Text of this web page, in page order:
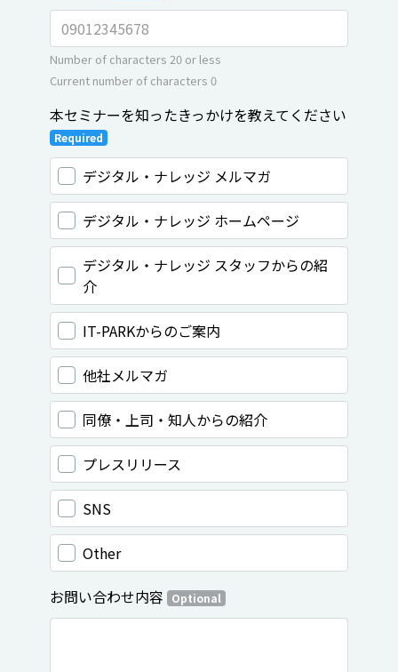
Number of characters 20 or less
Current number of characters 0
本セミナーを知ったきっかけを教えてください
Required
デジタル・ナレッジ メルマガ
デジタル・ナレッジ ホームページ
デジタル・ナレッジ スタッフからの紹
介
IT-PARKからのご案内
他社メルマガ
同僚・上司・知人からの紹介
プレスリリース
SNS
Other
お問い合わせ内容 Optional